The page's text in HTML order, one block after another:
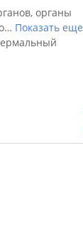
органы
… Показать еще